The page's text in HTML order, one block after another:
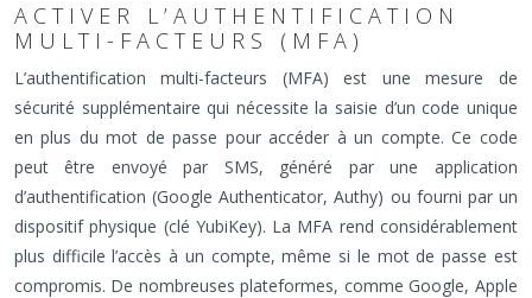
ACTIVER L’AUTHENTIFICATION
MULTI-FACTEURS (MFA)
L’authentification multi-facteurs (MFA) est une mesure de
sécurité supplémentaire qui nécessite la saisie d’un code unique
en plus du mot de passe pour accéder à un compte. Ce code
peut être envoyé par SMS, généré par une application
d’authentification (Google Authenticator, Authy) ou fourni par un
dispositif physique (clé YubiKey). La MFA rend considérablement
plus difficile l’accès à un compte, même si le mot de passe est
compromis. De nombreuses plateformes, comme Google, Apple